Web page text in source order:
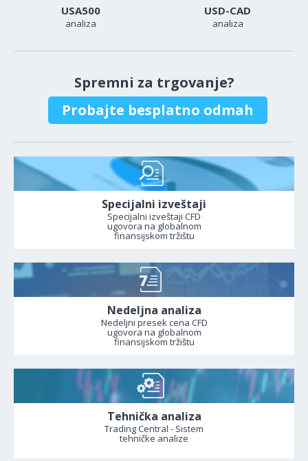
USA500
analiza
USD-CAD
analiza
Spremni za trgovanje?
Probajte besplatno odmah
Specijalni izveštaji
Specijalni izveštaji CFD
ugovora na globalnom
finansijskom tržištu
Nedeljna analiza
Nedeljni presek cena CFD
ugovora na globalnom
finansijskom tržištu
Tehnička analiza
Trading Central - Sistem
tehničke analize